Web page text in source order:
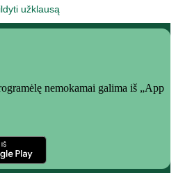
užklausą
nemokamai galima iš „App